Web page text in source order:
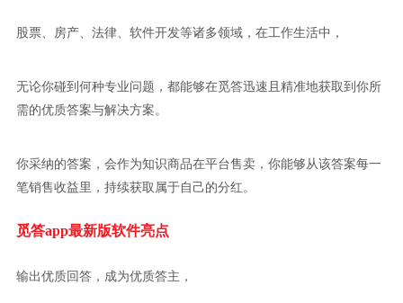
股票、房产、法律、软件开发等诸多领域，在工作生活中，
无论你碰到何种专业问题，都能够在觅答迅速且精准地获取到你所
需的优质答案与解决方案。
你采纳的答案，会作为知识商品在平台售卖，你能够从该答案每一
笔销售收益里，持续获取属于自己的分红。
觅答app最新版软件亮点
输出优质回答，成为优质答主，